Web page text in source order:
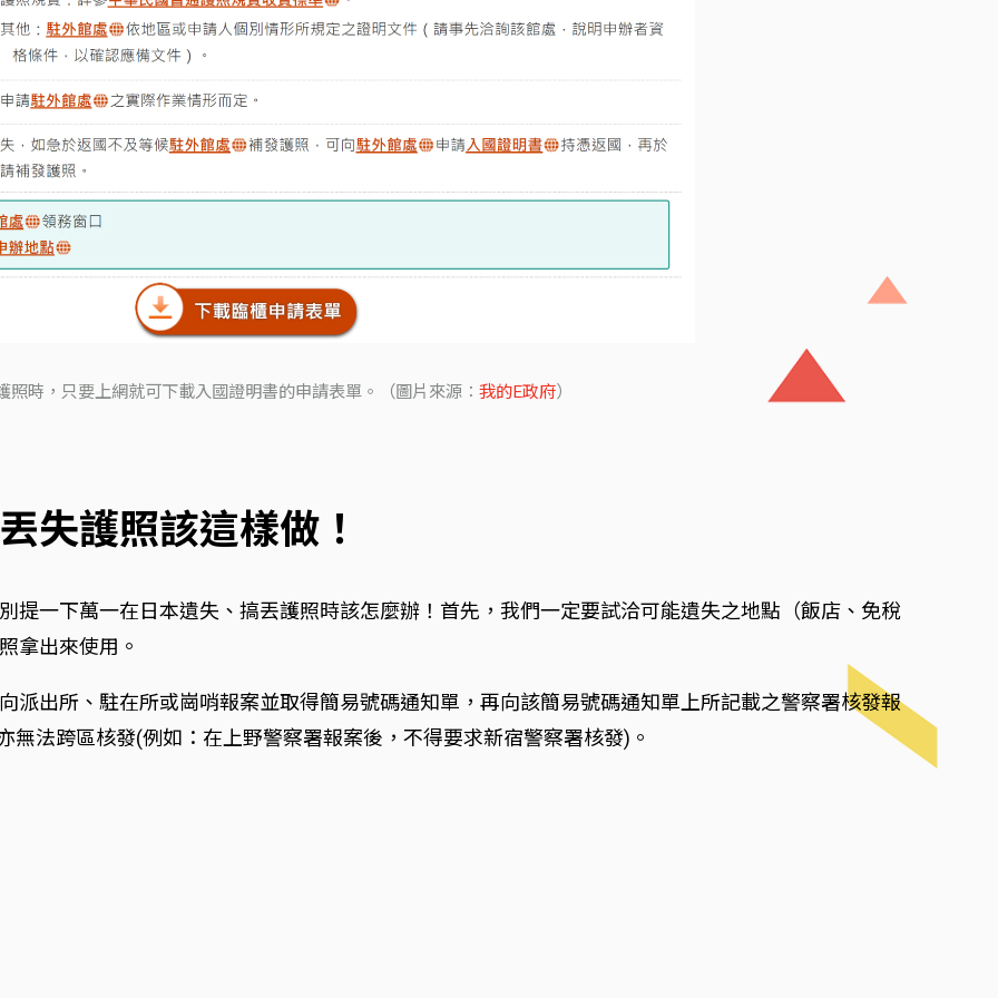
照時，只要上網就可下載入國證明書的申請表單。（圖片來源： 我的E政府）
失護照該這樣做！
提一下萬一在日本遺失、搞丟護照時該怎麼辦！首先，我們一定要試洽可能遺失之地點（飯店、免稅
拿出來使用。
派出所、駐在所或崗哨報案並取得簡易號碼通知單，再向該簡易號碼通知單上所記載之警察署核發報
法跨區核發(例如：在上野警察署報案後，不得要求新宿警察署核發)。